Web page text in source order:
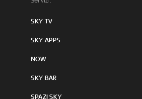
SKY TV
SKY APPS
NOW
SKY BAR
SPAZI SKY